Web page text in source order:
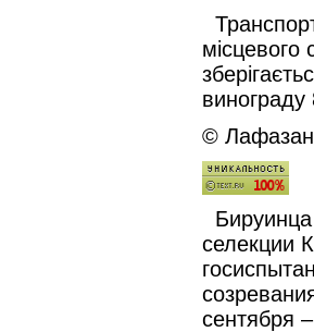
місцевого
©
селекции
сентября